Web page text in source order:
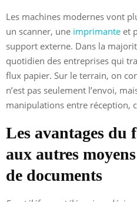
Les machines modernes vont
un scanner, une imprimante et
support externe. Dans la
quotidien des entreprises qui
flux papier. Sur le terrain, on
n’est pas seulement l’envoi,
manipulations entre réception,
Les avantages
aux autres
de documents